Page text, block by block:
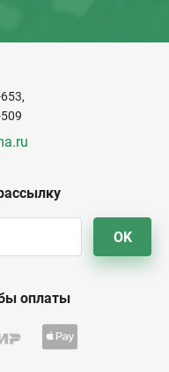
OK
оплаты